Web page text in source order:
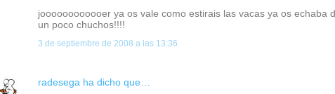
joooooooooooer ya os vale como estirais las vacas ya os echaba
un poco chuchos!!!!
3 de septiembre de 2008 a las 13:36
radesega ha dicho que…